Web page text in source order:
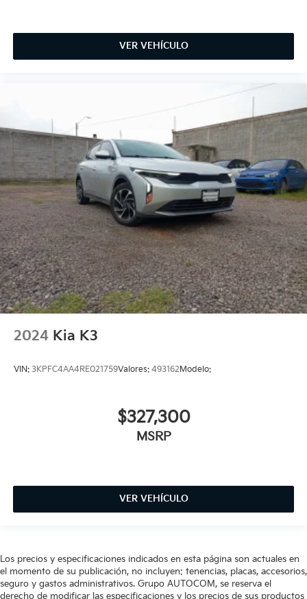
VER VEHÍCULO
2024 Kia K3
VIN: 3KPFC4AA4RE021759Valores: 493162Modelo:
$327,300
MSRP
VER VEHÍCULO
Los precios y especificaciones indicados en esta página son actuales en
el momento de su publicación, no incluyen: tenencias, placas, accesorios,
seguro y gastos administrativos. Grupo AUTOCOM, se reserva el
derecho de modificar las especificaciones y los precios de sus productos